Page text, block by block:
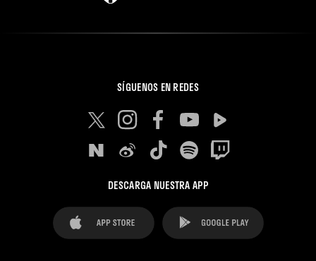
SÍGUENOS EN REDES
DESCARGA NUESTRA APP